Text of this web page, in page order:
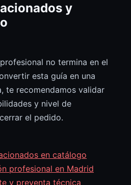
y
no termina en el
esta guía en una
te recomendamos validar
y nivel de
el pedido.
en catálogo
profesional en Madrid
y preventa técnica